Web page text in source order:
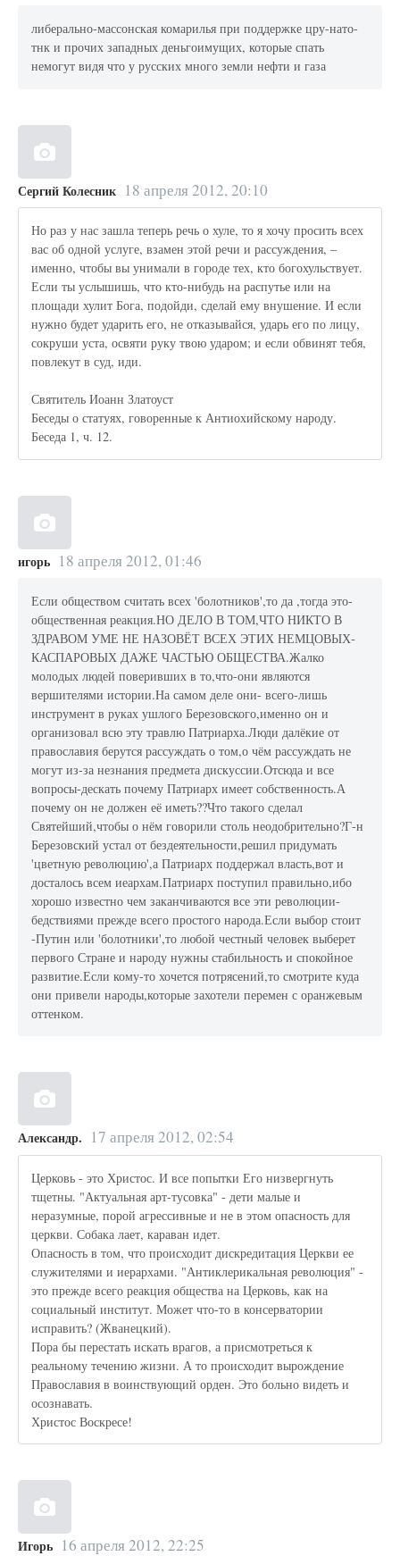
либерально-массонская комарилья при поддержке цру-нато-
тнк и прочих западных деньгоимущих, которые спать
немогут видя что у русских много земли нефти и газа
Сергий Колесник 18 апреля 2012, 20:10
Но раз у нас зашла теперь речь о хуле, то я хочу просить всех
вас об одной услуге, взамен этой речи и рассуждения, –
именно, чтобы вы унимали в городе тех, кто богохульствует.
Если ты услышишь, что кто-нибудь на распутье или на
площади хулит Бога, подойди, сделай ему внушение. И если
нужно будет ударить его, не отказывайся, ударь его по лицу,
сокруши уста, освяти руку твою ударом; и если обвинят тебя,
повлекут в суд, иди.
Святитель Иоанн Златоуст
Беседы о статуях, говоренные к Антиохийскому народу.
Беседа 1, ч. 12.
игорь 18 апреля 2012, 01:46
Если обществом считать всех 'болотников',то да ,тогда это-
общественная реакция.НО ДЕЛО В ТОМ,ЧТО НИКТО В
ЗДРАВОМ УМЕ НЕ НАЗОВЁТ ВСЕХ ЭТИХ НЕМЦОВЫХ-
КАСПАРОВЫХ ДАЖЕ ЧАСТЬЮ ОБЩЕСТВА.Жалко
молодых людей поверивших в то,что-они являются
вершителями истории.На самом деле они- всего-лишь
инструмент в руках ушлого Березовского,именно он и
организовал всю эту травлю Патриарха.Люди далёкие от
православия берутся рассуждать о том,о чём рассуждать не
могут из-за незнания предмета дискуссии.Отсюда и все
вопросы-дескать почему Патриарх имеет собственность.А
почему он не должен её иметь??Что такого сделал
Святейший,чтобы о нём говорили столь неодобрительно?Г-н
Березовский устал от бездеятельности,решил придумать
'цветную революцию',а Патриарх поддержал власть,вот и
досталось всем иеархам.Патриарх поступил правильно,ибо
хорошо известно чем заканчиваются все эти революции-
бедствиями прежде всего простого народа.Если выбор стоит
-Путин или 'болотники',то любой честный человек выберет
первого Стране и народу нужны стабильность и спокойное
развитие.Если кому-то хочется потрясений,то смотрите куда
они привели народы,которые захотели перемен с оранжевым
оттенком.
Александр. 17 апреля 2012, 02:54
Церковь - это Христос. И все попытки Его низвергнуть
тщетны. "Актуальная арт-тусовка" - дети малые и
неразумные, порой агрессивные и не в этом опасность для
церкви. Собака лает, караван идет.
Опасность в том, что происходит дискредитация Церкви ее
служителями и иерархами. "Антиклерикальная революция" -
это прежде всего реакция общества на Церковь, как на
социальный институт. Может что-то в консерватории
исправить? (Жванецкий).
Пора бы перестать искать врагов, а присмотреться к
реальному течению жизни. А то происходит вырождение
Православия в воинствующий орден. Это больно видеть и
осознавать.
Христос Воскресе!
Игорь 16 апреля 2012, 22:25